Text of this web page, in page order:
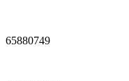
65880749